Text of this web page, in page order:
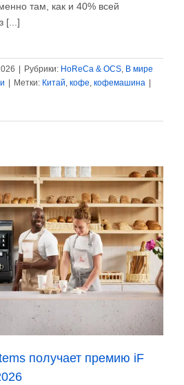
там, как и 40% всей
[...]
Рубрики: HoReCa & OCS, В мире
Метки: Китай, кофе, кофемашина
получает премию iF